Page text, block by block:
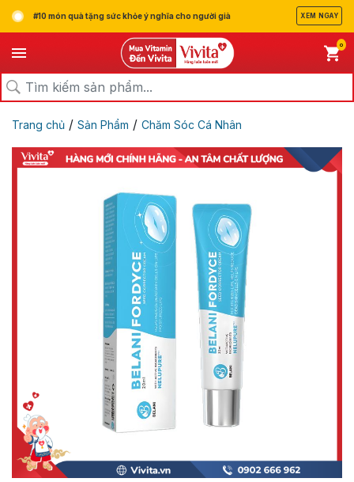
#10 món quà tặng sức khỏe ý nghĩa cho người già XEM NGAY
0
Trang chủ / Sản Phẩm / Chăm Sóc Cá Nhân